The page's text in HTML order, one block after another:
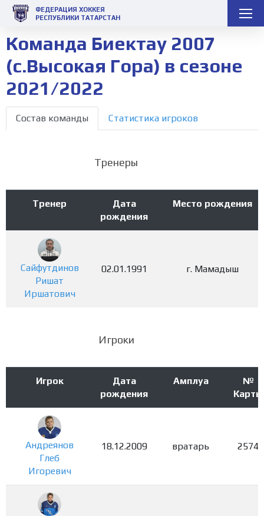
ФЕДЕРАЦИЯ ХОККЕЯ
РЕСПУБЛИКИ ТАТАРСТАН
Команда Биектау 2007
(с.Высокая Гора) в сезоне
2021/2022
Состав команды Статистика игроков
Тренеры
Тренер
Дата
рождения
Место рождения
Сайфутдинов
Ришат
Иршатович
02.01.1991 г. Мамадыш
Игроки
Игрок
Дата
рождения
Амплуа
№
Карты
Андреянов
Глеб
Игоревич
18.12.2009 вратарь 2574